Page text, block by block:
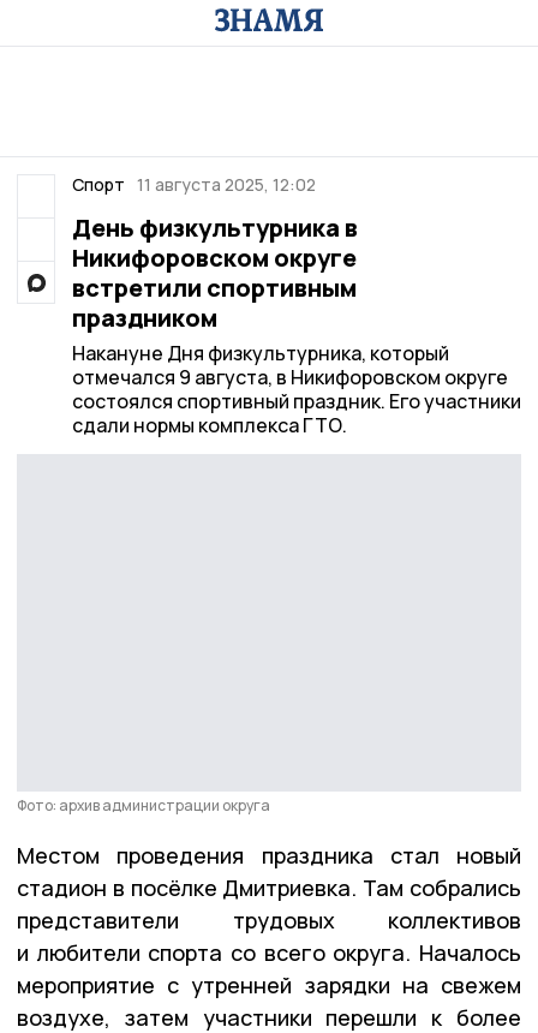
Спорт 11 августа 2025, 12:02
День физкультурника в
Никифоровском округе
встретили спортивным
праздником
Накануне Дня физкультурника, который
отмечался 9 августа, в Никифоровском округе
состоялся спортивный праздник. Его участники
сдали нормы комплекса ГТО.
Фото: архив администрации округа
Местом проведения праздника стал новый
стадион в посёлке Дмитриевка. Там собрались
представители трудовых коллективов
и любители спорта со всего округа. Началось
мероприятие с утренней зарядки на свежем
воздухе, затем участники перешли к более